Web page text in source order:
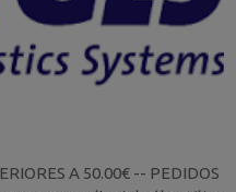
A 50.00€ -- PEDIDOS